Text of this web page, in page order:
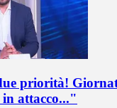
priorità!
attacco..."